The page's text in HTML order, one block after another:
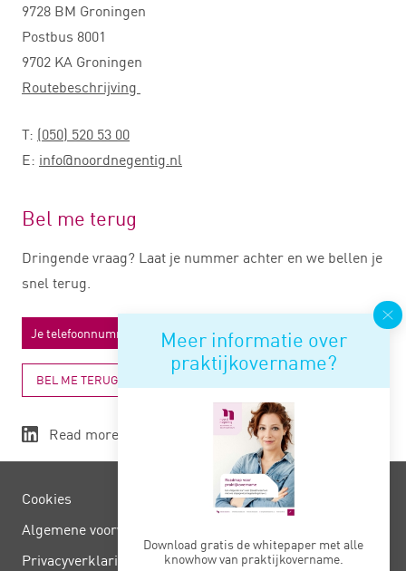
Meer informatie over
praktijkovername?
Download gratis de whitepaper met alle
knowhow van praktijkovername.
9728 BM Groningen
Postbus 8001
9702 KA Groningen
Routebeschrijving
T: (050) 520 53 00
E: info@noordnegentig.nl
Bel me terug
Dringende vraag? Laat je nummer achter en we bellen je
snel terug.
BEL ME TERUG
Read more
Cookies
Algemene voorwaarden
Privacy­verklaring